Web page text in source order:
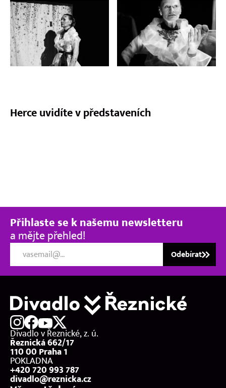
Celá galerie
Herce uvidíte v představeních
Přihlaste se k našemu newsletteru
a mějte přehled!
Odebírat
Divadlo v Řeznické, z. ú.
Řeznická 662/17
110 00 Praha 1
POKLADNA
+420 720 993 787
divadlo@reznicka.cz